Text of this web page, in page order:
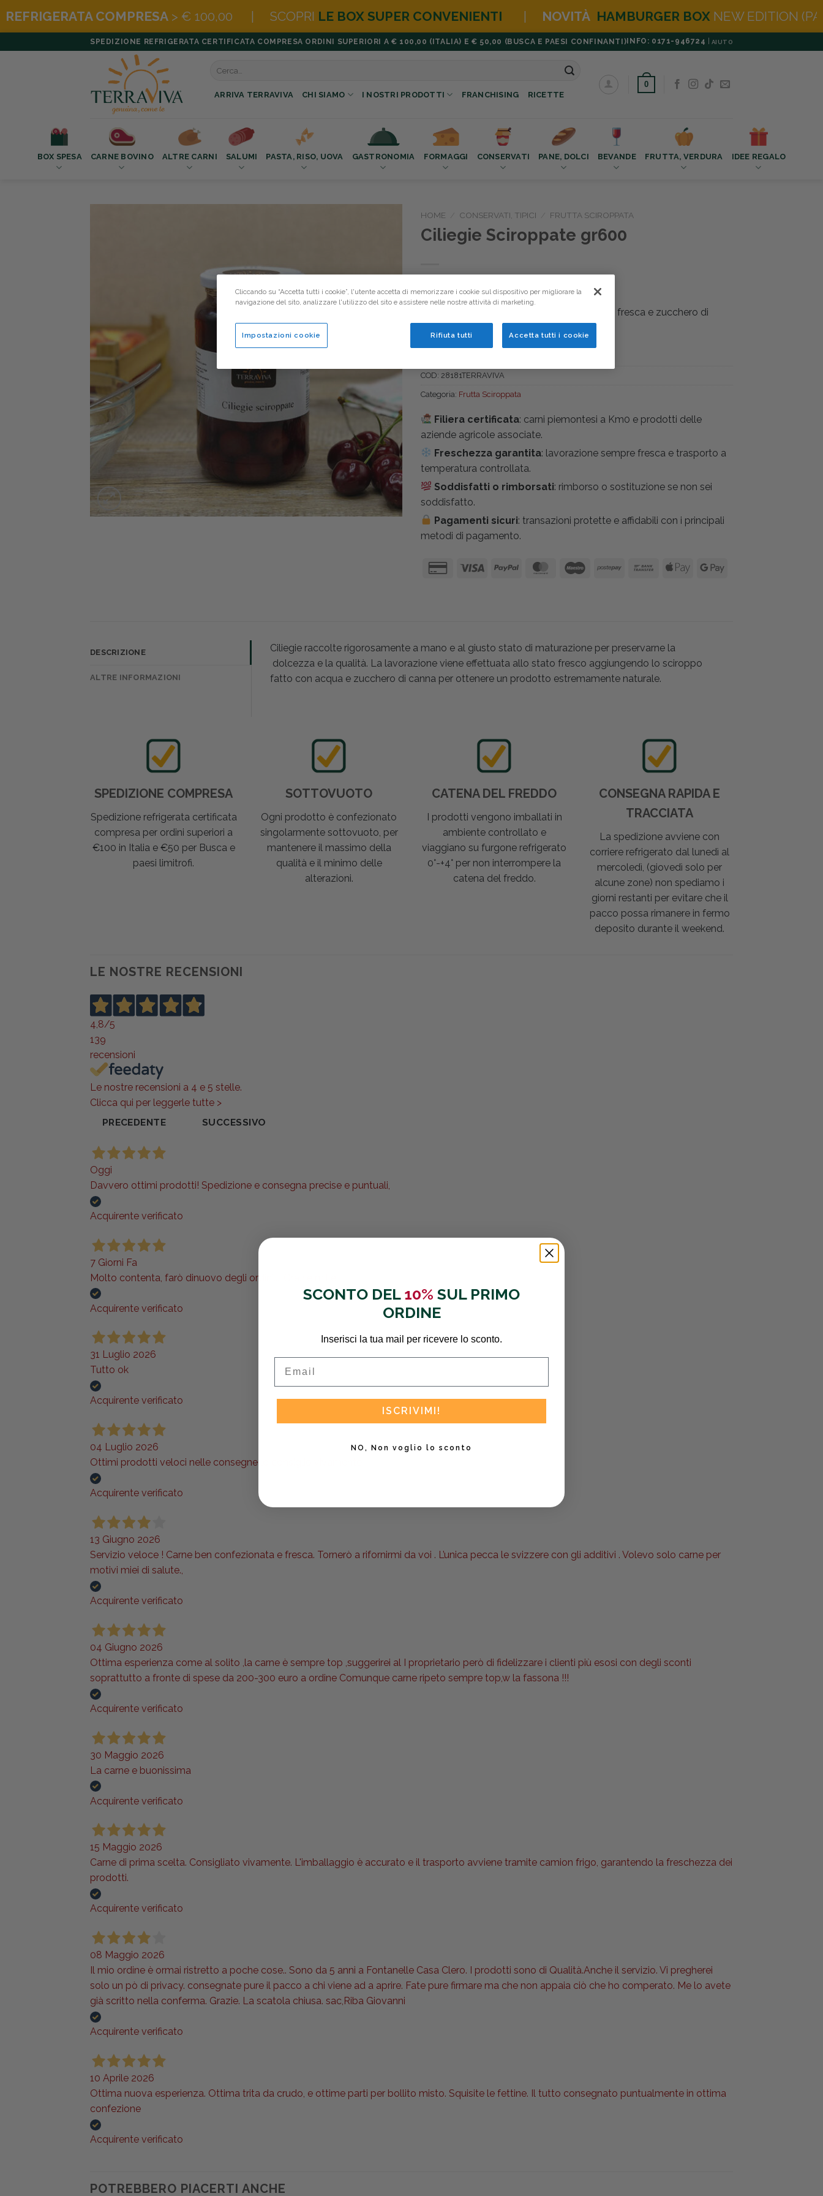
> € 100,00 | SCOPRILE BOX SUPER CONVENIENTI |NOVITÀ HAMBURGER BOXNEW EDITION (PANE BURGER IN
ai
SPEDIZIONE REFRIGERATA CERTIFICATA COMPRESA ORDINI SUPERIORI A € 100,00 (ITALIA) E € 50,00 (BUSCA E PAESI CONFINANTI)INFO: 0171-946724 | AIUTO
ARRIVA TERRAVIVA CHI SIAMO I NOSTRI PRODOTTI FRANCHISING RICETTE
0
BOX SPESA CARNE BOVINO ALTRE CARNI SALUMI PASTA, RISO, UOVA GASTRONOMIA FORMAGGI CONSERVATI PANE, DOLCI BEVANDE FRUTTA, VERDURA IDEE REGALO
HOME CONSERVATI, TIPICI FRUTTA SCIROPPATA
Ciliegie Sciroppate gr600
7,40€
Ciliegie ottenute esclusivamente con frutta fresca e zucchero di
COD: 28181TERRAVIVA
Categoria: Frutta Sciroppata
Filiera certificata: carni piemontesi a Km0 e prodotti delle
aziende agricole associate.
Freschezza garantita: lavorazione sempre fresca e trasporto a
temperatura controllata.
Soddisfatti o rimborsati: rimborso o sostituzione se non sei
soddisfatto.
Pagamenti sicuri: transazioni protette e affidabili con i principali
metodi di pagamento.
DESCRIZIONE
ALTRE INFORMAZIONI
Ciliegie raccolte rigorosamente a mano e al giusto stato di maturazione per preservarne la
dolcezza e la qualità. La lavorazione viene effettuata allo stato fresco aggiungendo lo sciroppo
fatto con acqua e zucchero di canna per ottenere un prodotto estremamente naturale.
SPEDIZIONE COMPRESA
Spedizione refrigerata certificata
compresa per ordini superiori a
€100 in Italia e €50 per Busca e
paesi limitrofi.
SOTTOVUOTO
Ogni prodotto è confezionato
singolarmente sottovuoto, per
mantenere il massimo della
qualità e il minimo delle
alterazioni.
CATENA DEL FREDDO
I prodotti vengono imballati in
ambiente controllato e
viaggiano su furgone refrigerato
0°-+4° per non interrompere la
catena del freddo.
CONSEGNA RAPIDA E
TRACCIATA
La spedizione avviene con
corriere refrigerato dal lunedì al
mercoledì, (giovedì solo per
alcune zone) non spediamo i
giorni restanti per evitare che il
pacco possa rimanere in fermo
deposito durante il weekend.
LE NOSTRE RECENSIONI
4,8/5
139
recensioni
Le nostre recensioni a 4 e 5 stelle.
Clicca qui per leggerle tutte >
PRECEDENTE
SUCCESSIVO
Oggi
Davvero ottimi prodotti! Spedizione e consegna precise e puntuali,
Acquirente verificato
7 Giorni Fa
Molto contenta, farò dinuovo degli ordini.... Grazie mille
Acquirente verificato
31 Luglio 2026
Tutto ok
Acquirente verificato
04 Luglio 2026
Ottimi prodotti veloci nelle consegne lo consiglio vivamente
Acquirente verificato
13 Giugno 2026
Servizio veloce ! Carne ben confezionata e fresca. Tornerò a rifornirmi da voi . L’unica pecca le svizzere con gli additivi . Volevo solo carne per
motivi miei di salute.,
Acquirente verificato
04 Giugno 2026
Ottima esperienza come al solito ,la carne è sempre top ,suggerirei al I proprietario però di fidelizzare i clienti più esosi con degli sconti
soprattutto a fronte di spese da 200-300 euro a ordine Comunque carne ripeto sempre top,w la fassona !!!
Acquirente verificato
30 Maggio 2026
La carne e buonissima
Acquirente verificato
15 Maggio 2026
Carne di prima scelta. Consigliato vivamente. L'imballaggio è accurato e il trasporto avviene tramite camion frigo, garantendo la freschezza dei
prodotti.
Acquirente verificato
08 Maggio 2026
Il mio ordine è ormai ristretto a poche cose.. Sono da 5 anni a Fontanelle Casa Clero. I prodotti sono di Qualità.Anche il servizio. Vi pregherei
solo un pò di privacy. consegnate pure il pacco a chi viene ad a aprire. Fate pure firmare ma che non appaia ciò che ho comperato. Me lo avete
già scritto nella conferma. Grazie. La scatola chiusa. sac,Riba Giovanni
Acquirente verificato
10 Aprile 2026
Ottima nuova esperienza. Ottima trita da crudo, e ottime parti per bollito misto. Squisite le fettine. Il tutto consegnato puntualmente in ottima
confezione
Acquirente verificato
POTREBBERO PIACERTI ANCHE
Cliccando su “Accetta tutti i cookie”, l'utente accetta di memorizzare i cookie sul dispositivo per migliorare la
navigazione del sito, analizzare l'utilizzo del sito e assistere nelle nostre attività di marketing.
Rifiuta tutti Accetta tutti i cookie
Impostazioni cookie
SCONTO DEL 10% SUL PRIMO
ORDINE
Inserisci la tua mail per ricevere lo sconto.
ISCRIVIMI!
NO, Non voglio lo sconto